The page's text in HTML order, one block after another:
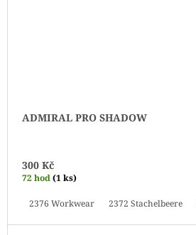
ADMIRAL PRO SHADOW
300 Kč
72 hod(1 ks)
2376 Workwear 2372 Stachelbeere